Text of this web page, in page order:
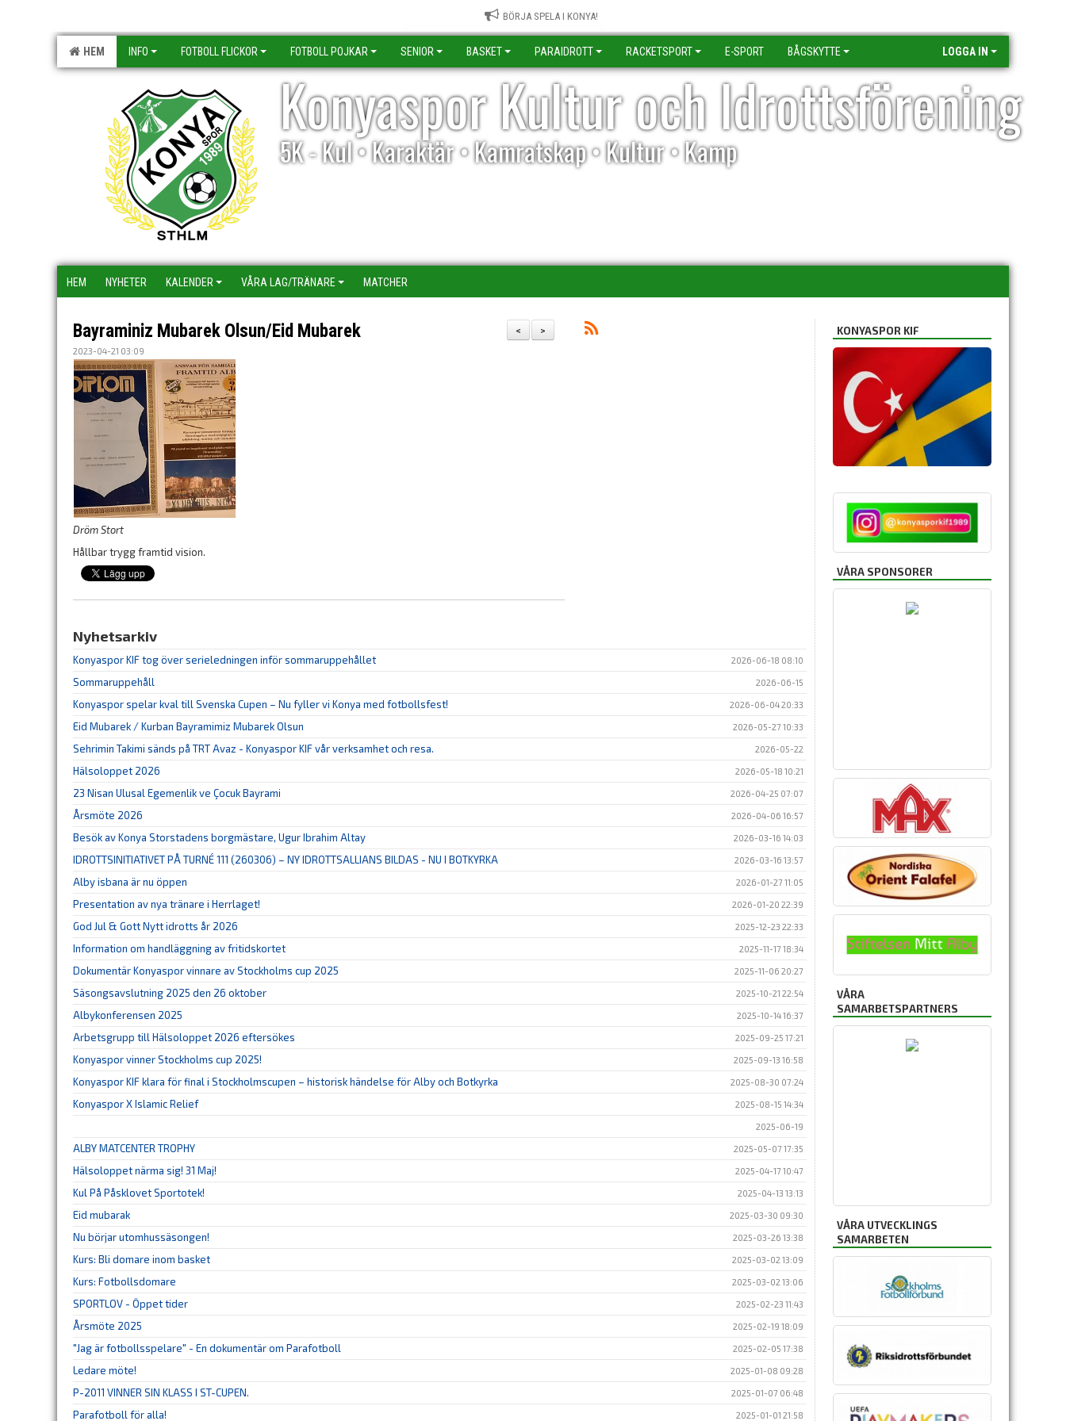
BÖRJA SPELA I KONYA!
HEM INFO FOTBOLL FLICKOR FOTBOLL POJKAR SENIOR BASKET PARAIDROTT RACKETSPORT E-SPORT BÅGSKYTTE LOGGA IN
Konyaspor Kultur och Idrottsförening
5K - Kul • Karaktär • Kamratskap • Kultur • Kamp
HEM NYHETER KALENDER VÅRA LAG/TRÄNARE MATCHER
>
<
Bayraminiz Mubarek Olsun/Eid Mubarek
2023-04-21 03:09
Dröm Stort
Hållbar trygg framtid vision.
Nyhetsarkiv
Konyaspor KIF tog över serieledningen inför sommaruppehållet 2026-06-18 08:10
Sommaruppehåll 2026-06-15
Konyaspor spelar kval till Svenska Cupen – Nu fyller vi Konya med fotbollsfest! 2026-06-04 20:33
Eid Mubarek / Kurban Bayramimiz Mubarek Olsun 2026-05-27 10:33
Sehrimin Takimi sänds på TRT Avaz - Konyaspor KIF vår verksamhet och resa. 2026-05-22
Hälsoloppet 2026 2026-05-18 10:21
23 Nisan Ulusal Egemenlik ve Çocuk Bayrami 2026-04-25 07:07
Årsmöte 2026 2026-04-06 16:57
Besök av Konya Storstadens borgmästare, Ugur Ibrahim Altay 2026-03-16 14:03
IDROTTSINITIATIVET PÅ TURNÉ 111 (260306) – NY IDROTTSALLIANS BILDAS - NU I BOTKYRKA 2026-03-16 13:57
Alby isbana är nu öppen 2026-01-27 11:05
Presentation av nya tränare i Herrlaget! 2026-01-20 22:39
God Jul & Gott Nytt idrotts år 2026 2025-12-23 22:33
Information om handläggning av fritidskortet 2025-11-17 18:34
Dokumentär Konyaspor vinnare av Stockholms cup 2025 2025-11-06 20:27
Säsongsavslutning 2025 den 26 oktober 2025-10-21 22:54
Albykonferensen 2025 2025-10-14 16:37
Arbetsgrupp till Hälsoloppet 2026 eftersökes 2025-09-25 17:21
Konyaspor vinner Stockholms cup 2025! 2025-09-13 16:58
Konyaspor KIF klara för final i Stockholmscupen – historisk händelse för Alby och Botkyrka 2025-08-30 07:24
Konyaspor X Islamic Relief 2025-08-15 14:34
2025-06-19
ALBY MATCENTER TROPHY 2025-05-07 17:35
Hälsoloppet närma sig! 31 Maj! 2025-04-17 10:47
Kul På Påsklovet Sportotek! 2025-04-13 13:13
Eid mubarak 2025-03-30 09:30
Nu börjar utomhussäsongen! 2025-03-26 13:38
Kurs: Bli domare inom basket 2025-03-02 13:09
Kurs: Fotbollsdomare 2025-03-02 13:06
SPORTLOV - Öppet tider 2025-02-23 11:43
Årsmöte 2025 2025-02-19 18:09
"Jag är fotbollsspelare" - En dokumentär om Parafotboll 2025-02-05 17:38
Ledare möte! 2025-01-08 09:28
P-2011 VINNER SIN KLASS I ST-CUPEN. 2025-01-07 06:48
Parafotboll för alla! 2025-01-01 21:58
KONYASPOR KIF
VÅRA SPONSORER
VÅRA
SAMARBETSPARTNERS
VÅRA UTVECKLINGS
SAMARBETEN